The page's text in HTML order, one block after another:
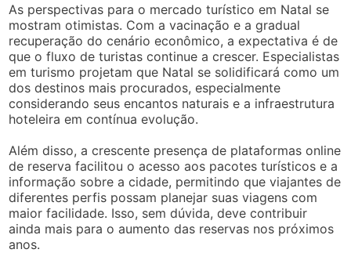
As perspectivas para o mercado turístico em Natal se
mostram otimistas. Com a vacinação e a gradual
recuperação do cenário econômico, a expectativa é de
que o fluxo de turistas continue a crescer. Especialistas
em turismo projetam que Natal se solidificará como um
dos destinos mais procurados, especialmente
considerando seus encantos naturais e a infraestrutura
hoteleira em contínua evolução.
Além disso, a crescente presença de plataformas online
de reserva facilitou o acesso aos pacotes turísticos e a
informação sobre a cidade, permitindo que viajantes de
diferentes perfis possam planejar suas viagens com
maior facilidade. Isso, sem dúvida, deve contribuir
ainda mais para o aumento das reservas nos próximos
anos.